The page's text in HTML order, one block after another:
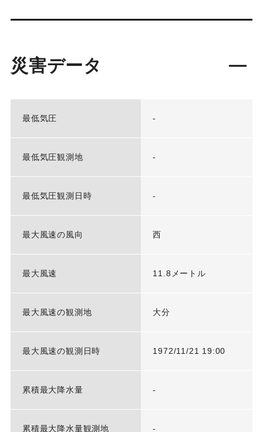
災害データ
最低気圧 -
最低気圧観測地 -
最低気圧観測日時 -
最大風速の風向 西
最大風速 11.8メートル
最大風速の観測地 大分
最大風速の観測日時 1972/11/21 19:00
累積最大降水量 -
累積最大降水量観測地 -